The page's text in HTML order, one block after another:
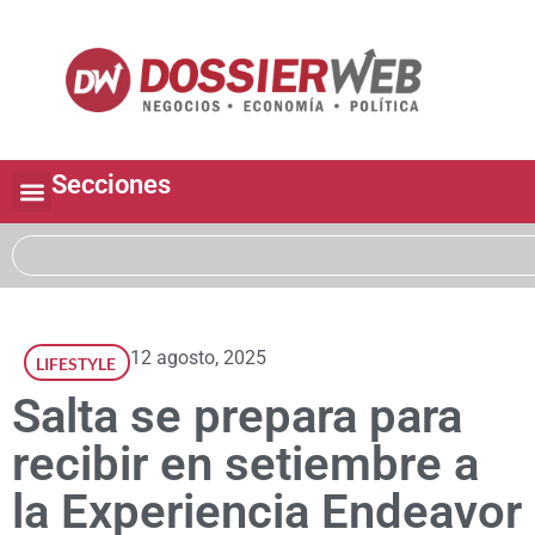
Secciones
LIFESTYLE 12 agosto, 2025
Salta se prepara para
recibir en setiembre a
la Experiencia Endeavor